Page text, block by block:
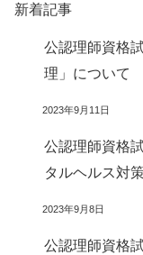
新着記事
公認理師資
理」について
2023年9月11日
公認理師資
タルヘルス対
2023年9月8日
公認理師資